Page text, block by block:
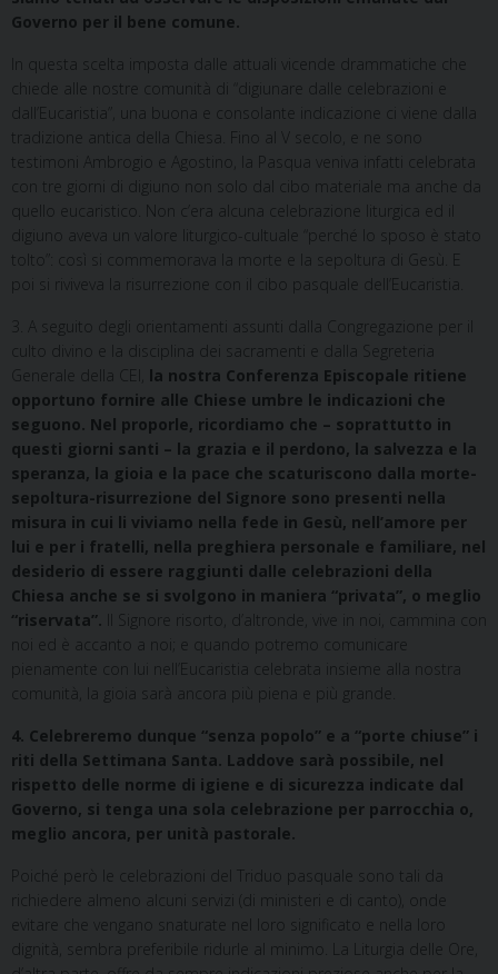
Governo per il bene comune.
In questa scelta imposta dalle attuali vicende drammatiche che
chiede alle nostre comunità di “digiunare dalle celebrazioni e
dall’Eucaristia”, una buona e consolante indicazione ci viene dalla
tradizione antica della Chiesa. Fino al V secolo, e ne sono
testimoni Ambrogio e Agostino, la Pasqua veniva infatti celebrata
con tre giorni di digiuno non solo dal cibo materiale ma anche da
quello eucaristico. Non c’era alcuna celebrazione liturgica ed il
digiuno aveva un valore liturgico-cultuale “perché lo sposo è stato
tolto”: così si commemorava la morte e la sepoltura di Gesù. E
poi si riviveva la risurrezione con il cibo pasquale dell’Eucaristia.
3. A seguito degli orientamenti assunti dalla Congregazione per il
culto divino e la disciplina dei sacramenti e dalla Segreteria
Generale della CEI, la nostra Conferenza Episcopale ritiene
opportuno fornire alle Chiese umbre le indicazioni che
seguono. Nel proporle, ricordiamo che – soprattutto in
questi giorni santi – la grazia e il perdono, la salvezza e la
speranza, la gioia e la pace che scaturiscono dalla morte-
sepoltura-risurrezione del Signore sono presenti nella
misura in cui li viviamo nella fede in Gesù, nell’amore per
lui e per i fratelli, nella preghiera personale e familiare, nel
desiderio di essere raggiunti dalle celebrazioni della
Chiesa anche se si svolgono in maniera “privata”, o meglio
“riservata”. Il Signore risorto, d’altronde, vive in noi, cammina con
noi ed è accanto a noi; e quando potremo comunicare
pienamente con lui nell’Eucaristia celebrata insieme alla nostra
comunità, la gioia sarà ancora più piena e più grande.
4. Celebreremo dunque “senza popolo” e a “porte chiuse” i
riti della Settimana Santa. Laddove sarà possibile, nel
rispetto delle norme di igiene e di sicurezza indicate dal
Governo, si tenga una sola celebrazione per parrocchia o,
meglio ancora, per unità pastorale.
Poiché però le celebrazioni del Triduo pasquale sono tali da
richiedere almeno alcuni servizi (di ministeri e di canto), onde
evitare che vengano snaturate nel loro significato e nella loro
dignità, sembra preferibile ridurle al minimo. La Liturgia delle Ore,